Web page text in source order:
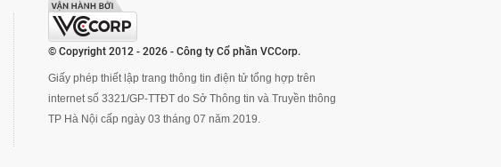
© Copyright 2012 - 2026 - Công ty Cổ phần VCCorp.
Giấy phép thiết lập trang thông tin điện tử tổng hợp trên
internet số 3321/GP-TTĐT do Sở Thông tin và Truyền thông
TP Hà Nội cấp ngày 03 tháng 07 năm 2019.